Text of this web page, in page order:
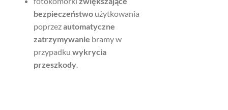
bezpieczeństwoużytkowania
poprzezautomatyczne
zatrzymywanie bramy w
przypadku wykrycia
przeszkody.